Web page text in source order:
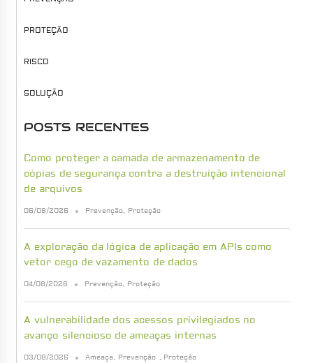
PROTEÇÃO
RISCO
SOLUÇÃO
POSTS RECENTES
Como proteger a camada de armazenamento de
cópias de segurança contra a destruição intencional
de arquivos
06/08/2026 Prevenção, Proteção
A exploração da lógica de aplicação em APIs como
vetor cego de vazamento de dados
04/08/2026 Prevenção, Proteção
A vulnerabilidade dos acessos privilegiados no
avanço silencioso de ameaças internas
03/08/2026 Ameaça, Prevenção , Proteção